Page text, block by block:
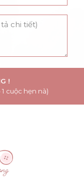
!
cuộc hẹn nà)